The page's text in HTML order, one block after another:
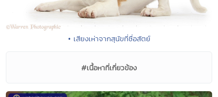
• เสียงเห่าจากสุนัขที่ซื่อสัตย์
#เนื้อหาที่เกี่ยวข้อง